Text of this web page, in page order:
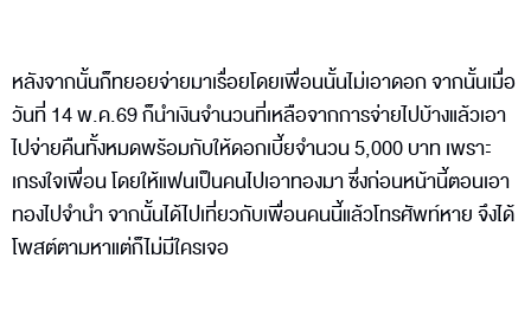
หลังจากนั้นก็ทยอยจ่ายมาเรื่อยโดยเพื่อนนั้นไม่เอาดอก จากนั้นเมื่อ
วันที่ 14 พ.ค.69 ก็นำเงินจำนวนที่เหลือจากการจ่ายไปบ้างแล้วเอา
ไปจ่ายคืนทั้งหมดพร้อมกับให้ดอกเบี้ยจำนวน 5,000 บาท เพราะ
เกรงใจเพื่อน โดยให้แฟนเป็นคนไปเอาทองมา ซึ่งก่อนหน้านี้ตอนเอา
ทองไปจำนำ จากนั้นได้ไปเที่ยวกับเพื่อนคนนี้แล้วโทรศัพท์หาย จึงได้
โพสต์ตามหาแต่ก็ไม่มีใครเจอ